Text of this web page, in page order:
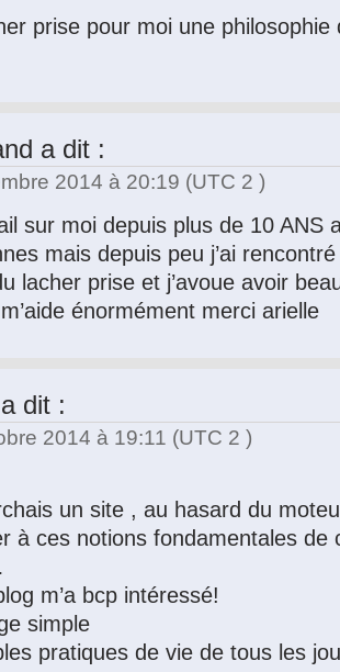
prise pour moi une philosophie
a dit :
2014 à 20:19 (UTC 2 )
sur moi depuis plus de 10 ANS
mais depuis peu j’ai
lacher prise et j’avoue avoir
énormément merci arielle
a dit :
2014 à 19:11 (UTC 2 )
un site , au hasard du
à ces notions fondamentales de
m’a bcp intéressé!
simple
pratiques de vie de tous les